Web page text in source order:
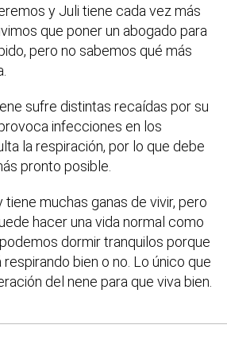
y Juli tiene cada vez más
que poner un abogado para
pero no sabemos qué más
sufre distintas recaídas por su
infecciones en los
la respiración, por lo que debe
pronto posible.
tiene muchas ganas de vivir, pero
hacer una vida normal como
dormir tranquilos porque
bien o no. Lo único que
del nene para que viva bien.